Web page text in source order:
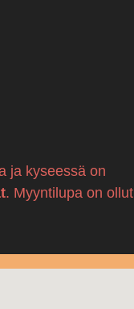
ja kyseessä on
. Myyntilupa on ollut